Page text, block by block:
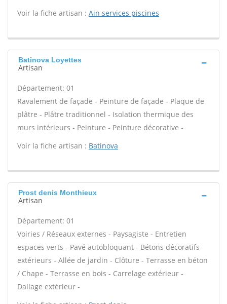
Voir la fiche artisan : Ain services piscines
Batinova Loyettes
Artisan
Département: 01
Ravalement de façade - Peinture de façade - Plaque de
plâtre - Plâtre traditionnel - Isolation thermique des
murs intérieurs - Peinture - Peinture décorative -
Voir la fiche artisan : Batinova
Prost denis Monthieux
Artisan
Département: 01
Voiries / Réseaux externes - Paysagiste - Entretien
espaces verts - Pavé autobloquant - Bétons décoratifs
extérieurs - Allée de jardin - Clôture - Terrasse en béton
/ Chape - Terrasse en bois - Carrelage extérieur -
Dallage extérieur -